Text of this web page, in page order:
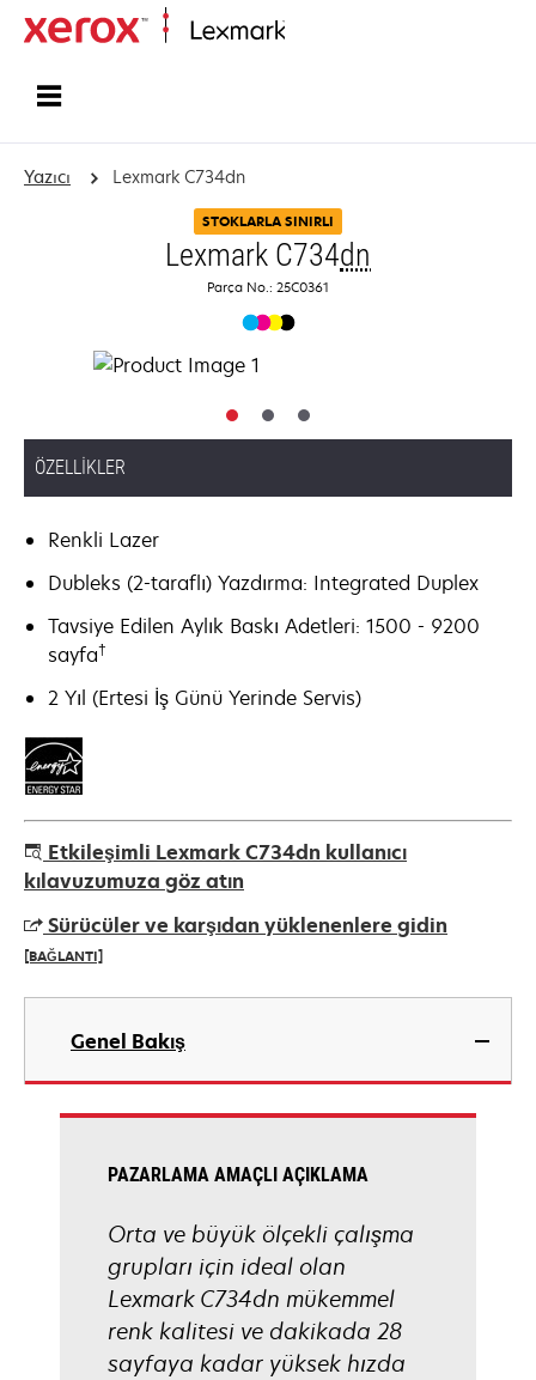
Yazıcı Lexmark C734dn
STOKLARLA SINIRLI
Lexmark C734dn
Parça No.: 25C0361
ÖZELLIKLER
Renkli Lazer
Dubleks (2-taraflı) Yazdırma: Integrated Duplex
Tavsiye Edilen Aylık Baskı Adetleri: 1500 - 9200
sayfa†
2 Yıl (Ertesi İş Günü Yerinde Servis)
Etkileşimli Lexmark C734dn kullanıcı
kılavuzumuza göz atın
Sürücüler ve karşıdan yüklenenlere gidin
[BAĞLANTI]
opens
new
Genel Bakış
PAZARLAMA AMAÇLI AÇIKLAMA
Orta ve büyük ölçekli çalışma
grupları için ideal olan
Lexmark C734dn mükemmel
renk kalitesi ve dakikada 28
sayfaya kadar yüksek hızda